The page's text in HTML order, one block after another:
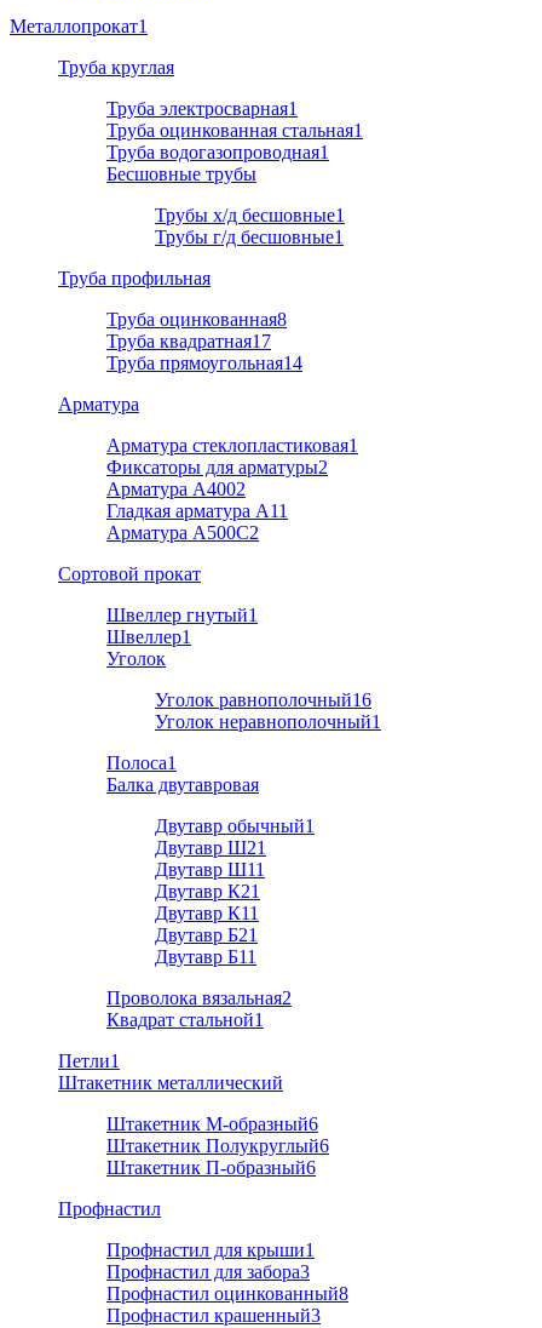
Металлопрокат1
Труба круглая
Труба электросварная1
Труба оцинкованная стальная1
Труба водогазопроводная1
Бесшовные трубы
Трубы х/д бесшовные1
Трубы г/д бесшовные1
Труба профильная
Труба оцинкованная8
Труба квадратная17
Труба прямоугольная14
Арматура
Арматура стеклопластиковая1
Фиксаторы для арматуры2
Арматура А4002
Гладкая арматура А11
Арматура A500C2
Cортовой прокат
Швеллер гнутый1
Швеллер1
Уголок
Уголок равнополочный16
Уголок неравнополочный1
Полоса1
Балка двутавровая
Двутавр обычный1
Двутавр Ш21
Двутавр Ш11
Двутавр К21
Двутавр К11
Двутавр Б21
Двутавр Б11
Проволока вязальная2
Квадрат стальной1
Петли1
Штакетник металлический
Штакетник М-образный6
Штакетник Полукруглый6
Штакетник П-образный6
Профнастил
Профнастил для крыши1
Профнастил для забора3
Профнастил оцинкованный8
Профнастил крашенный3